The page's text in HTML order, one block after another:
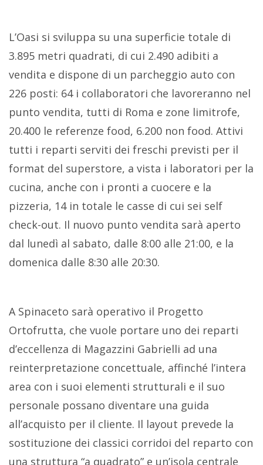
L’Oasi si sviluppa su una superficie totale di
3.895 metri quadrati, di cui 2.490 adibiti a
vendita e dispone di un parcheggio auto con
226 posti: 64 i collaboratori che lavoreranno nel
punto vendita, tutti di Roma e zone limitrofe,
20.400 le referenze food, 6.200 non food. Attivi
tutti i reparti serviti dei freschi previsti per il
format del superstore, a vista i laboratori per la
cucina, anche con i pronti a cuocere e la
pizzeria, 14 in totale le casse di cui sei self
check-out. Il nuovo punto vendita sarà aperto
dal lunedì al sabato, dalle 8:00 alle 21:00, e la
domenica dalle 8:30 alle 20:30.
A Spinaceto sarà operativo il Progetto
Ortofrutta, che vuole portare uno dei reparti
d’eccellenza di Magazzini Gabrielli ad una
reinterpretazione concettuale, affinché l’intera
area con i suoi elementi strutturali e il suo
personale possano diventare una guida
all’acquisto per il cliente. Il layout prevede la
sostituzione dei classici corridoi del reparto con
una struttura “a quadrato” e un’isola centrale